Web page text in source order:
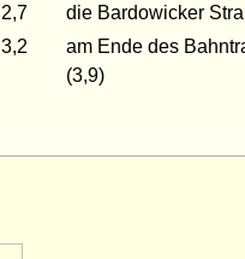
2,7
die Bardowicker
3,2
am Ende des
(3,9)